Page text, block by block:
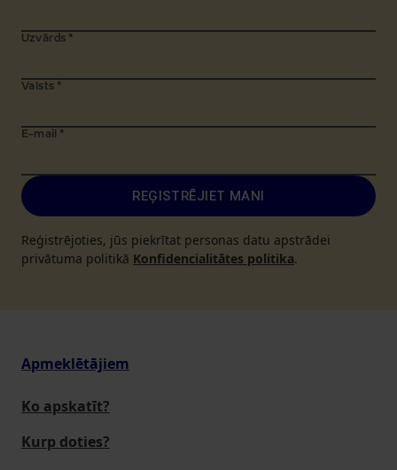
Uzvārds *
Valsts *
E-mail *
REĢISTRĒJIET MANI
Reģistrējoties, jūs piekrītat personas datu apstrādei
privātuma politikā Konfidencialitātes politika.
Apmeklētājiem
Ko apskatīt?
Kurp doties?